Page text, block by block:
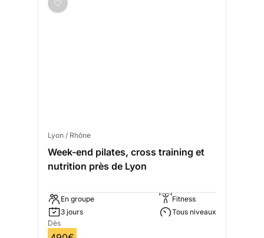
Lyon / Rhône
Week-end pilates, cross training et
nutrition près de Lyon
En groupe
3 jours
Fitness
Tous niveaux
Dès